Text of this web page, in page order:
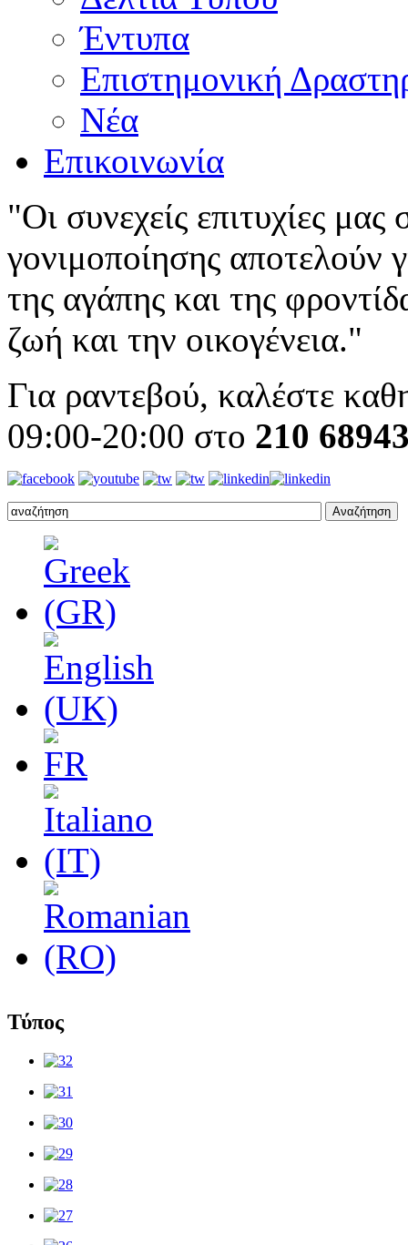
Έντυπα
Επιστημονική
Νέα
Επικοινωνία
"Οι συνεχείς επιτυχίες
γονιμοποίησης αποτελούν
της αγάπης και της
ζωή και την οικογένεια."
Για ραντεβού, καλέστε
09:00-20:00 στο 210
Τύπος